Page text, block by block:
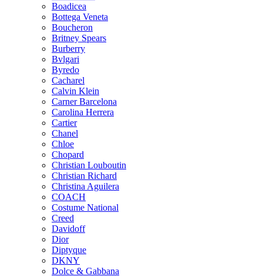
Boadicea
Bottega Veneta
Boucheron
Britney Spears
Burberry
Bvlgari
Byredo
Cacharel
Calvin Klein
Carner Barcelona
Carolina Herrera
Cartier
Chanel
Chloe
Chopard
Christian Louboutin
Christian Richard
Christina Aguilera
COACH
Costume National
Creed
Davidoff
Dior
Diptyque
DKNY
Dolce & Gabbana